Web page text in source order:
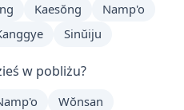
Kaesŏng
Namp'o
Sinŭiju
w pobliżu?
Wŏnsan